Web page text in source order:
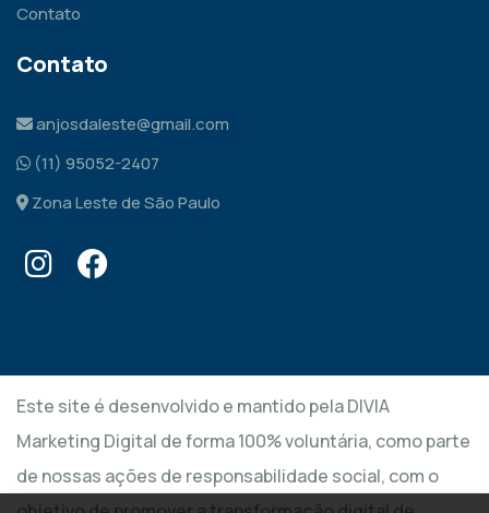
Contato
Contato
anjosdaleste@gmail.com
(11) 95052-2407
Zona Leste de São Paulo
Este site é desenvolvido e mantido pela DIVIA
Marketing Digital de forma 100% voluntária, como parte
de nossas ações de responsabilidade social, com o